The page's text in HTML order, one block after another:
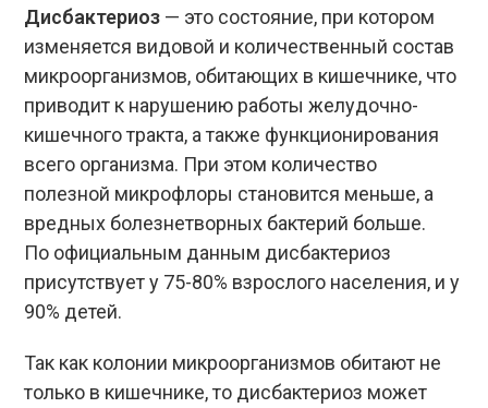
Дисбактериоз — это состояние, при котором
изменяется видовой и количественный состав
микроорганизмов, обитающих в кишечнике, что
приводит к нарушению работы желудочно-
кишечного тракта, а также функционирования
всего организма. При этом количество
полезной микрофлоры становится меньше, а
вредных болезнетворных бактерий больше.
По официальным данным дисбактериоз
присутствует у 75-80% взрослого населения, и у
90% детей.
Так как колонии микроорганизмов обитают не
только в кишечнике, то дисбактериоз может